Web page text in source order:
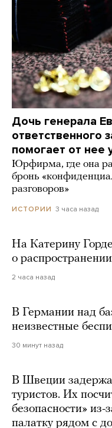
Дочь генерала
ответственного
помогает от нее
Юрфирма, где она
бронь
разговоров»
ИСТОРИИ 3 часа назад
На Катерину
о
2 часа назад
В Германии над
неизвестные
30 минут назад
В Швеции
туристов. Их
безопасности» из-
палатку рядом с